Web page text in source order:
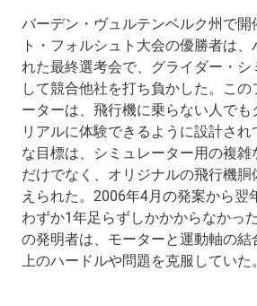
バーデン・ヴュルテンベルク州で開
ト・フォルシュト大会の優勝者は
れた最終選考会で、グライダー・シ
して競合他社を打ち負かした。こ
ーターは、飛行機に乗らない人で
リアルに体験できるように設計さ
な目標は、シミュレーター用の複
だけでなく、オリジナルの飛行機
えられた。2006年4月の発案から翌
わずか1年足らずしかかからなかっ
の発明者は、モーターと運動軸の結
上のハードルや問題を克服していた。